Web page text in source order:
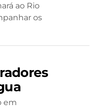
ao Rio
os
em